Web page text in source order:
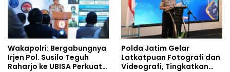
Wakapolri: Bergabungnya
Irjen Pol. Susilo Teguh
Raharjo ke UBISA Perkuat
Polda Jatim Gelar
Latkatpuan Fotografi dan
Videografi, Tingkatkan